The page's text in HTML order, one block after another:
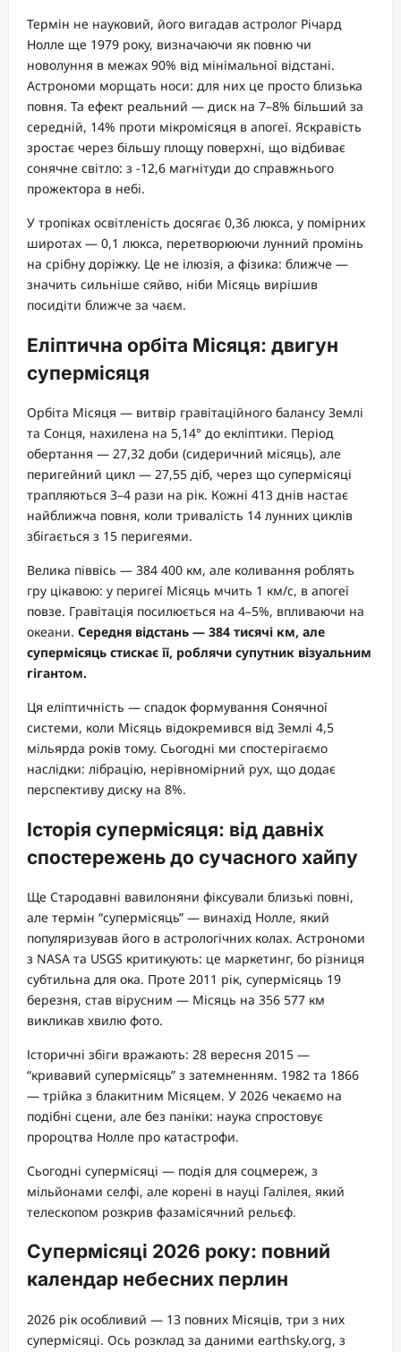
Термін не науковий, його вигадав астролог Річард
Нолле ще 1979 року, визначаючи як повню чи
новолуння в межах 90% від мінімальної відстані.
Астрономи морщать носи: для них це просто близька
повня. Та ефект реальний — диск на 7–8% більший за
середній, 14% проти мікромісяця в апогеї. Яскравість
зростає через більшу площу поверхні, що відбиває
сонячне світло: з -12,6 магнітуди до справжнього
прожектора в небі.
У тропіках освітленість досягає 0,36 люкса, у помірних
широтах — 0,1 люкса, перетворюючи лунний промінь
на срібну доріжку. Це не ілюзія, а фізика: ближче —
значить сильніше сяйво, ніби Місяць вирішив
посидіти ближче за чаєм.
Еліптична орбіта Місяця: двигун
супермісяця
Орбіта Місяця — витвір гравітаційного балансу Землі
та Сонця, нахилена на 5,14° до екліптики. Період
обертання — 27,32 доби (сидеричний місяць), але
перигейний цикл — 27,55 діб, через що супермісяці
трапляються 3–4 рази на рік. Кожні 413 днів настає
найближча повня, коли тривалість 14 лунних циклів
збігається з 15 перигеями.
Велика піввісь — 384 400 км, але коливання роблять
гру цікавою: у перигеї Місяць мчить 1 км/с, в апогеї
повзе. Гравітація посилюється на 4–5%, впливаючи на
океани. Середня відстань — 384 тисячі км, але
супермісяць стискає її, роблячи супутник візуальним
гігантом.
Ця еліптичність — спадок формування Сонячної
системи, коли Місяць відокремився від Землі 4,5
мільярда років тому. Сьогодні ми спостерігаємо
наслідки: лібрацію, нерівномірний рух, що додає
перспективу диску на 8%.
Історія супермісяця: від давніх
спостережень до сучасного хайпу
Ще Стародавні вавилоняни фіксували близькі повні,
але термін “супермісяць” — винахід Нолле, який
популяризував його в астрологічних колах. Астрономи
з NASA та USGS критикують: це маркетинг, бо різниця
субтильна для ока. Проте 2011 рік, супермісяць 19
березня, став вірусним — Місяць на 356 577 км
викликав хвилю фото.
Історичні збіги вражають: 28 вересня 2015 —
“кривавий супермісяць” з затемненням. 1982 та 1866
— трійка з блакитним Місяцем. У 2026 чекаємо на
подібні сцени, але без паніки: наука спростовує
пророцтва Нолле про катастрофи.
Сьогодні супермісяці — подія для соцмереж, з
мільйонами селфі, але корені в науці Галілея, який
телескопом розкрив фазамісячний рельєф.
Супермісяці 2026 року: повний
календар небесних перлин
2026 рік особливий — 13 повних Місяців, три з них
супермісяці. Ось розклад за даними earthsky.org, з